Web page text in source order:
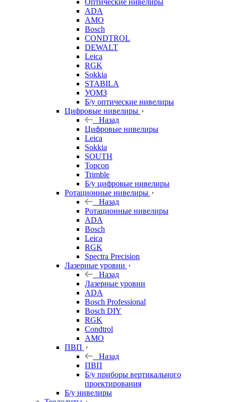
Оптические нивелиры
ADA
AMO
Bosch
CONDTROL
DEWALT
Leica
RGK
Sokkia
STABILA
УОМЗ
Б/у оптические нивелиры
Цифровые нивелиры
Назад
Цифровые нивелиры
Leica
Sokkia
SOUTH
Topcon
Trimble
Б/у цифровые нивелиры
Ротационные нивелиры
Назад
Ротационные нивелиры
ADA
Bosch
Leica
RGK
Spectra Precision
Лазерные уровни
Назад
Лазерные уровни
ADA
Bosch Professional
Bosch DIY
RGK
Condtrol
AMO
ПВП
Назад
ПВП
Б/у приборы вертикального
проектирования
Б/у нивелиры